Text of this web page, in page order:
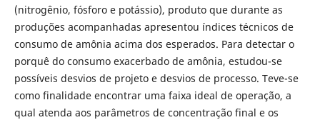
(nitrogênio, fósforo e potássio), produto que durante as
produções acompanhadas apresentou índices técnicos de
consumo de amônia acima dos esperados. Para detectar o
porquê do consumo exacerbado de amônia, estudou-se
possíveis desvios de projeto e desvios de processo. Teve-se
como finalidade encontrar uma faixa ideal de operação, a
qual atenda aos parâmetros de concentração final e os